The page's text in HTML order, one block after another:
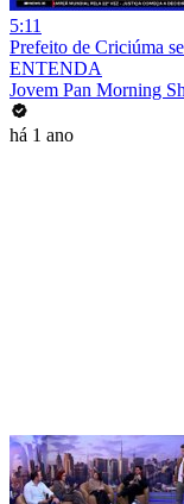
5:11
Prefeito de Criciúma
ENTENDA
Jovem Pan Morning
há 1 ano